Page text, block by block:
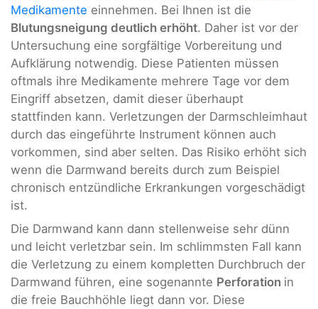
Medikamente einnehmen. Bei Ihnen ist die
Blutungsneigung deutlich erhöht. Daher ist vor der
Untersuchung eine sorgfältige Vorbereitung und
Aufklärung notwendig. Diese Patienten müssen
oftmals ihre Medikamente mehrere Tage vor dem
Eingriff absetzen, damit dieser überhaupt
stattfinden kann. Verletzungen der Darmschleimhaut
durch das eingeführte Instrument können auch
vorkommen, sind aber selten. Das Risiko erhöht sich
wenn die Darmwand bereits durch zum Beispiel
chronisch entzündliche Erkrankungen vorgeschädigt
ist.
Die Darmwand kann dann stellenweise sehr dünn
und leicht verletzbar sein. Im schlimmsten Fall kann
die Verletzung zu einem kompletten Durchbruch der
Darmwand führen, eine sogenannte Perforation in
die freie Bauchhöhle liegt dann vor. Diese